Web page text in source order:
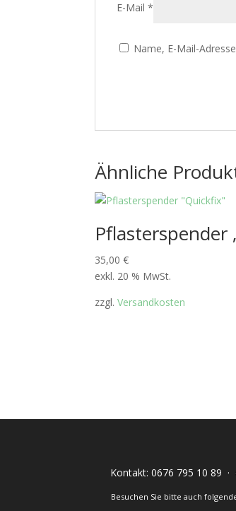
E-Mail*
Name, E-Mail-
Ähnliche
Pflasterspender
35,00€
exkl. 20 % MwSt.
zzgl.Versandkosten
Kontakt:0676 795 10 89 ·
Besuchen Sie bitte auch